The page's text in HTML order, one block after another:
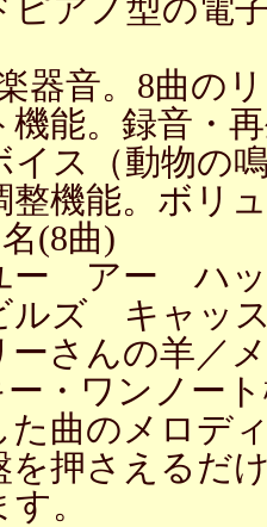
ピアノ型の電
器音。8曲の
機能。録音・
イス（動物の
整機能。ボリ
(8曲)
アー ハッ
ルズ キャッ
ーさんの羊／
・ワンノー
た曲のメロデ
を押さえるだ
。